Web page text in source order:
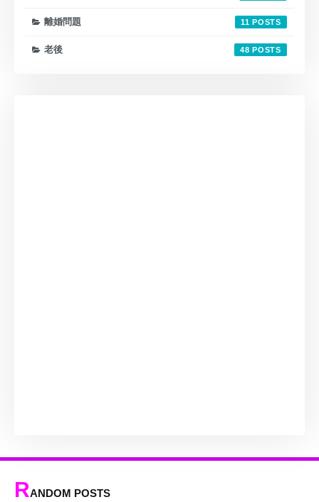
離婚問題 11
老後 48
RANDOM POSTS